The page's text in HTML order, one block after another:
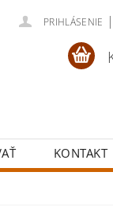
PRIHLÁSENIE |
KONTAKT